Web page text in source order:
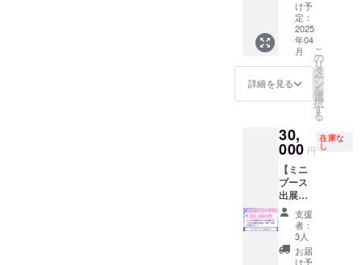
クネー
ム）を
掲載し
ます。
・掲載
文字の
み(20字
以内) ・
イズ：
大 ・支
援時、
必ず備
考欄に
希望さ
れるお
名前を
ご記入
くださ
名前＆
サイン
入りの
撮りお
ろし
チェキ
です ・
数量：2
必ず備
考欄に
希望さ
れるお
名前を
ご記入
くださ
い。
【お名
前掲
57mm
サイズ
アクリ
ルスタ
ンド ・
数量：1
点 ・サ
75mm×
マフ
ラータ
オル ・
数量：1
点 ・サ
イズ：
110cm
×21cm
【チェ
キ】 お
クネー
ム）を
掲載し
ます。
・掲載
方法：
文字の
以内) ・
イズ：
特大 ・
支援
時、必
ず備考
欄に希
望され
るお名
前をご
記入く
新曲
に、支
援者様
のお名
（ニッ
クネー
ム）を
掲載し
・掲載
方法：
文字(※
多少読
み方や
表記が
変わる
場合が
ござい
ます) ・
支援
け予
定：
2025
年04
月
詳細を見る
こ
の
リ
タ
ー
ン
を
選
択
す
る
30,
000 円
在庫な
し
【ミニ
ブース
出展】
エンタ
ス秋葉
原のラ
イブ後
ろ物販
支援
者：
3人
お届
け予